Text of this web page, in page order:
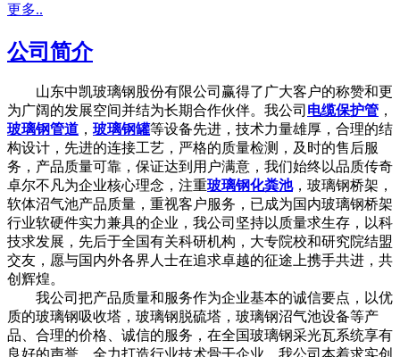
更多..
公司简介
山东中凯玻璃钢股份有限公司赢得了广大客户的称赞和更
为广阔的发展空间并结为长期合作伙伴。我公司 电缆保护管 ，
玻璃钢管道 ， 玻璃钢罐等设备先进，技术力量雄厚，合理的结
构设计，先进的连接工艺，严格的质量检测，及时的售后服
务，产品质量可靠，保证达到用户满意，我们始终以品质传奇
卓尔不凡为企业核心理念，注重玻璃钢化粪池，玻璃钢桥架，
软体沼气池产品质量，重视客户服务，已成为国内玻璃钢桥架
行业软硬件实力兼具的企业，我公司坚持以质量求生存，以科
技求发展，先后于全国有关科研机构，大专院校和研究院结盟
交友，愿与国内外各界人士在追求卓越的征途上携手共进，共
创辉煌。
我公司把产品质量和服务作为企业基本的诚信要点，以优
质的玻璃钢吸收塔，玻璃钢脱硫塔，玻璃钢沼气池设备等产
品、合理的价格、诚信的服务，在全国玻璃钢采光瓦系统享有